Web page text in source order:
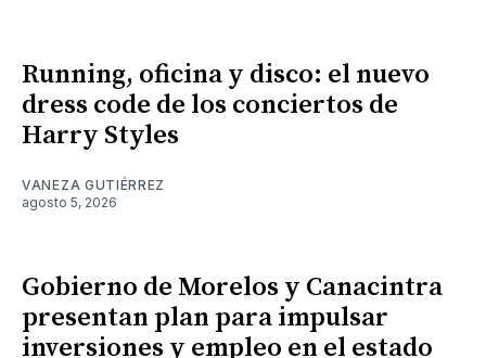
Running, oficina y disco: el nuevo
dress code de los conciertos de
Harry Styles
VANEZA GUTIÉRREZ
agosto 5, 2026
Gobierno de Morelos y Canacintra
presentan plan para impulsar
inversiones y empleo en el estado